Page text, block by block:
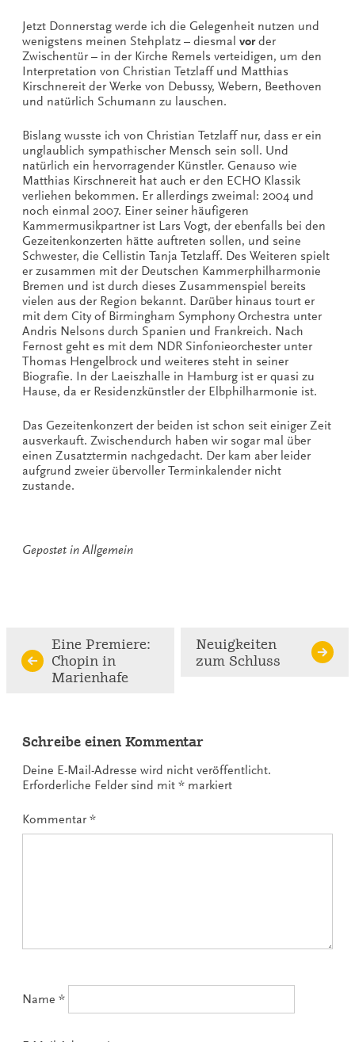
Jetzt Donnerstag werde ich die Gelegenheit nutzen und
wenigstens meinen Stehplatz – diesmal vorder
Zwischentür – in der Kirche Remels verteidigen, um den
Interpretation von Christian Tetzlaff und Matthias
Kirschnereit der Werke von Debussy, Webern, Beethoven
und natürlich Schumann zu lauschen.
Bislang wusste ich von Christian Tetzlaff nur, dass er ein
unglaublich sympathischer Mensch sein soll. Und
natürlich ein hervorragender Künstler. Genauso wie
Matthias Kirschnereit hat auch er den ECHO Klassik
verliehen bekommen. Er allerdings zweimal: 2004 und
noch einmal 2007. Einer seiner häufigeren
Kammermusikpartner ist Lars Vogt, der ebenfalls bei den
Gezeitenkonzerten hätte auftreten sollen, und seine
Schwester, die Cellistin Tanja Tetzlaff. Des Weiteren spielt
er zusammen mit der Deutschen Kammerphilharmonie
Bremen und ist durch dieses Zusammenspiel bereits
vielen aus der Region bekannt. Darüber hinaus tourt er
mit dem City of Birmingham Symphony Orchestra unter
Andris Nelsons durch Spanien und Frankreich. Nach
Fernost geht es mit dem NDR Sinfonieorchester unter
Thomas Hengelbrock und weiteres steht in seiner
Biografie. In der Laeiszhalle in Hamburg ist er quasi zu
Hause, da er Residenzkünstler der Elbphilharmonie ist.
Das Gezeitenkonzert der beiden ist schon seit einiger Zeit
ausverkauft. Zwischendurch haben wir sogar mal über
einen Zusatztermin nachgedacht. Der kam aber leider
aufgrund zweier übervoller Terminkalender nicht
zustande.
Gepostet in Allgemein
Continue
Reading
Eine Premiere:
Chopin in
Marienhafe
Neuigkeiten
zum Schluss
Schreibe einen Kommentar
Deine E-Mail-Adresse wird nicht veröffentlicht.
Erforderliche Felder sind mit * markiert
Kommentar*
Name *